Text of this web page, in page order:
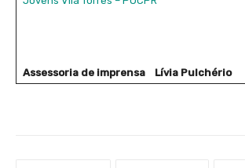
Assessoria de imprensa Lívia Pulchério